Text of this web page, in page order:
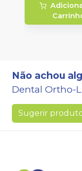
Não achou
Dental Ortho-
Sugerir